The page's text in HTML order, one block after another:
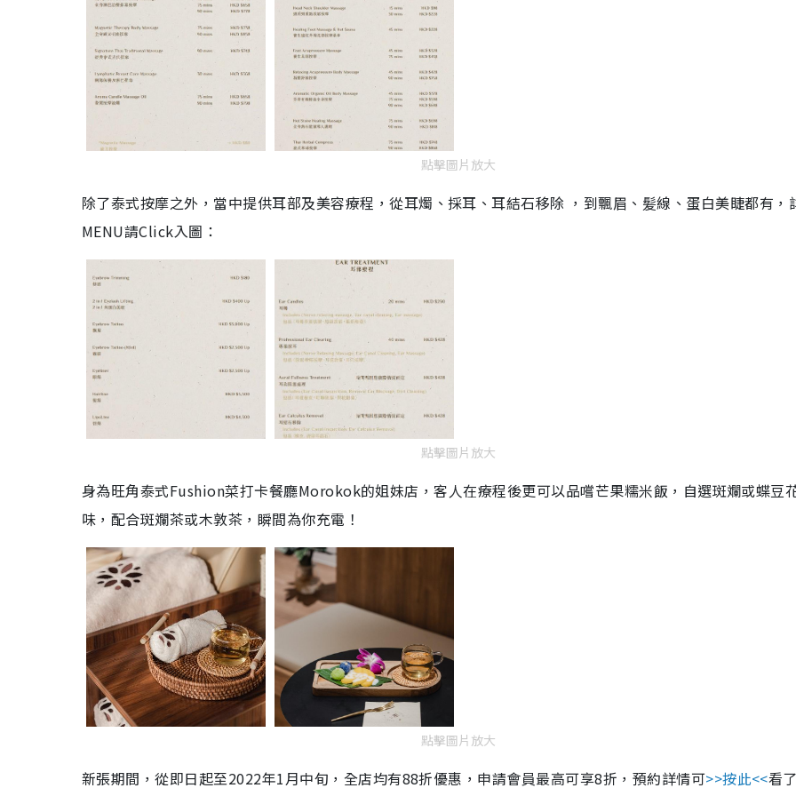
點擊圖片放大
除了泰式按摩之外，當中提供耳部及美容療程，從耳燭、採耳、耳結石移除 ，到飄眉、髪線、蛋白美睫都有，
MENU請Click入圖：
點擊圖片放大
身為旺角泰式Fushion菜打卡餐廳Morokok的姐妹店，客人在療程後更可以品嚐芒果糯米飯，自選斑斕或蝶豆
味，配合斑斕茶或木敦茶，瞬間為你充電！
點擊圖片放大
新張期間，從即日起至2022年1月中旬，全店均有88折優惠，申請會員最高可享8折，預約詳情可>>按此<<看